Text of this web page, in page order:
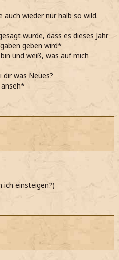
auch wieder nur halb so wild.
wurde, dass es dieses Jahr
geben wird*
und weiß, was auf mich
dir was Neues?
ich einsteigen?)